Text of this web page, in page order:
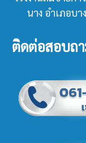
นาง อำเภอบ
ติดต่อสอบถ